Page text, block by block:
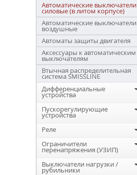
Автоматические выключатели
силовые (в литом корпусе)
Автоматические выключатели
воздушные
Автоматы защиты двигателя
Аксессуары к автоматическим
выключателям
Втычная распределительная
система SMISSLINE
Дифференциальные
устройства
Пускорегулирующие
устройства
Реле
Ограничители
перенапряжения (УЗИП)
Выключатели нагрузки /
рубильники